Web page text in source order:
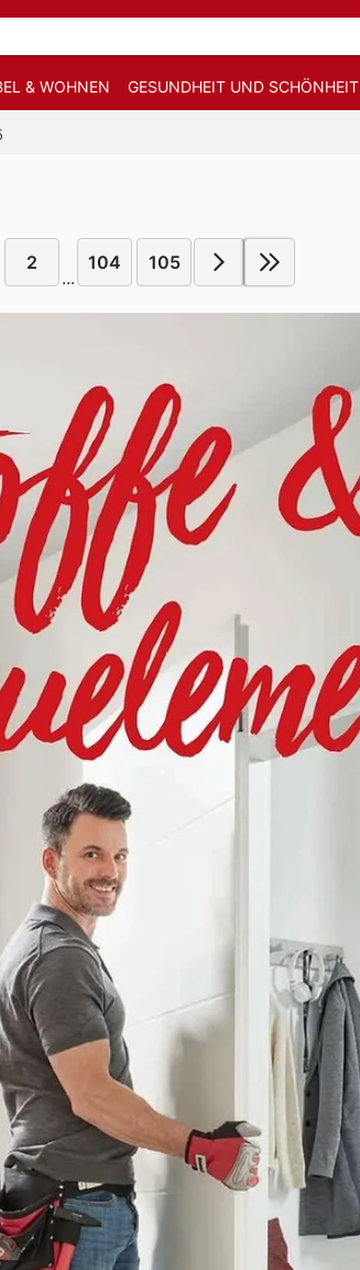
& WOHNEN GESUNDHEIT UND SCHÖNHEIT
2
...
104 105